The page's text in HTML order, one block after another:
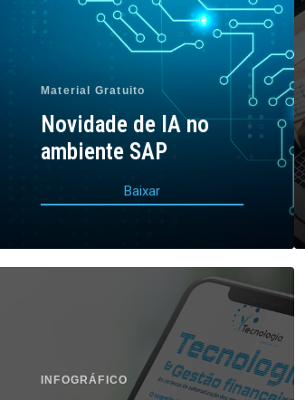
Material Gratuito
Novidade de IA no
ambiente SAP
Baixar
INFOGRÁFICO